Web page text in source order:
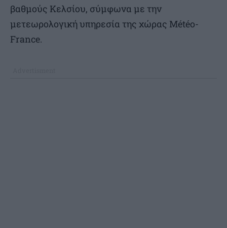
βαθμούς Κελσίου, σύμφωνα με την
μετεωρολογική υπηρεσία της χώρας Météo-
France.